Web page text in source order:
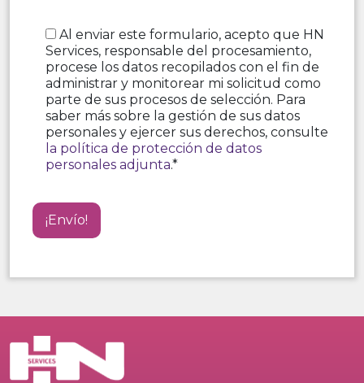
Al enviar este formulario, acepto que HN
Services, responsable del procesamiento,
procese los datos recopilados con el fin de
administrar y monitorear mi solicitud como
parte de sus procesos de selección. Para
saber más sobre la gestión de sus datos
personales y ejercer sus derechos, consulte
la política de protección de datos
personales adjunta.*